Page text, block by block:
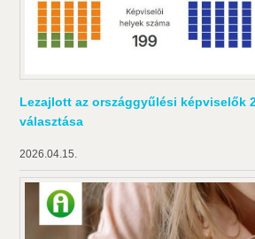
Lezajlott az országgyűlési képviselők
választása
2026.04.15.